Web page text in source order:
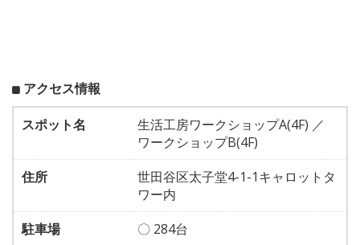
アクセス情報
スポット名
生活工房ワークショップA(4F) ／
ワークショップB(4F)
住所
世田谷区太子堂4-1-1キャロットタ
ワー内
駐車場
〇 284台